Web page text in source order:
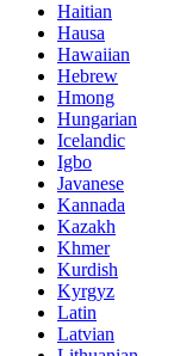
Haitian
Hausa
Hawaiian
Hebrew
Hmong
Hungarian
Icelandic
Igbo
Javanese
Kannada
Kazakh
Khmer
Kurdish
Kyrgyz
Latin
Latvian